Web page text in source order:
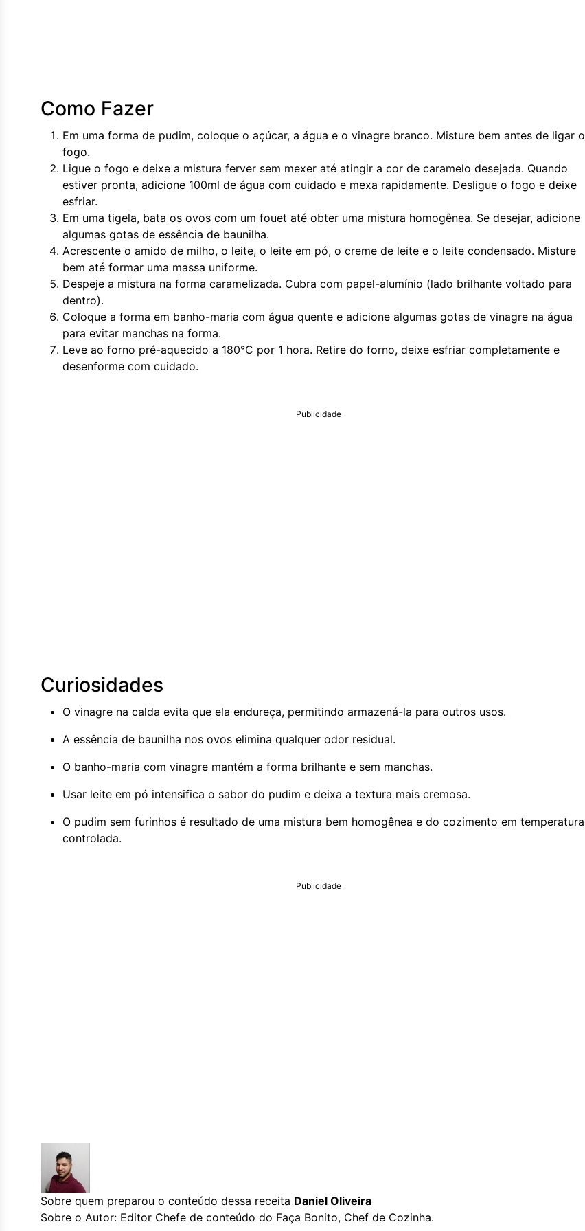
Como Fazer
Em uma forma de pudim, coloque o açúcar, a água e o vinagre branco. Misture bem antes de ligar o
fogo.
Ligue o fogo e deixe a mistura ferver sem mexer até atingir a cor de caramelo desejada. Quando
estiver pronta, adicione 100ml de água com cuidado e mexa rapidamente. Desligue o fogo e deixe
esfriar.
Em uma tigela, bata os ovos com um fouet até obter uma mistura homogênea. Se desejar, adicione
algumas gotas de essência de baunilha.
Acrescente o amido de milho, o leite, o leite em pó, o creme de leite e o leite condensado. Misture
bem até formar uma massa uniforme.
Despeje a mistura na forma caramelizada. Cubra com papel-alumínio (lado brilhante voltado para
dentro).
Coloque a forma em banho-maria com água quente e adicione algumas gotas de vinagre na água
para evitar manchas na forma.
Leve ao forno pré-aquecido a 180°C por 1 hora. Retire do forno, deixe esfriar completamente e
desenforme com cuidado.
Publicidade
Curiosidades
O vinagre na calda evita que ela endureça, permitindo armazená-la para outros usos.
A essência de baunilha nos ovos elimina qualquer odor residual.
O banho-maria com vinagre mantém a forma brilhante e sem manchas.
Usar leite em pó intensifica o sabor do pudim e deixa a textura mais cremosa.
O pudim sem furinhos é resultado de uma mistura bem homogênea e do cozimento em temperatura
controlada.
Publicidade
Sobre quem preparou o conteúdo dessa receita Daniel Oliveira
Sobre o Autor: Editor Chefe de conteúdo do Faça Bonito, Chef de Cozinha.